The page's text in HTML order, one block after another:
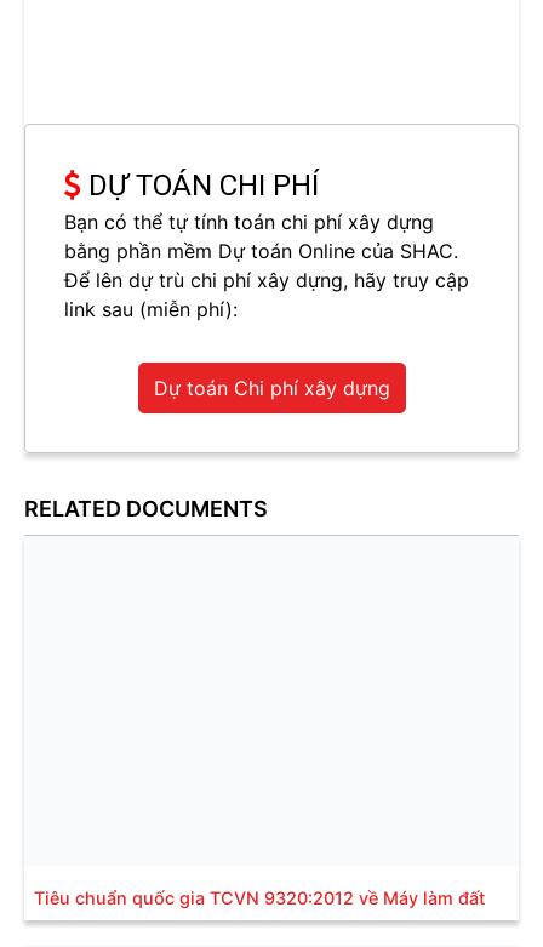
DỰ TOÁN CHI PHÍ
Bạn có thể tự tính toán chi phí xây dựng
bằng phần mềm Dự toán Online của SHAC.
Để lên dự trù chi phí xây dựng, hãy truy cập
link sau (miễn phí):
Dự toán Chi phí xây dựng
RELATED DOCUMENTS
Tiêu chuẩn quốc gia TCVN 9320:2012 về Máy làm đất